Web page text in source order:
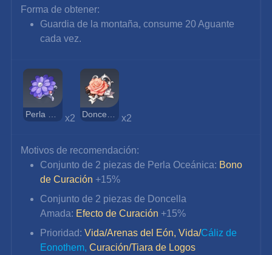
Forma de obtener:
Guardia de la montaña, consume 20 Aguante
cada vez.
x2 x2
Motivos de recomendación:
Conjunto de 2 piezas de Perla Oceánica: Bono
de Curación +15%
Conjunto de 2 piezas de Doncella
Amada: Efecto de Curación +15%
Prioridad: Vida/Arenas del Eón, Vida/Cáliz de
Eonothem, Curación/Tiara de Logos